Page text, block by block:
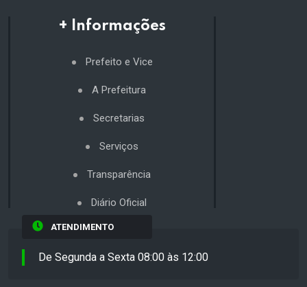
+ Informações
Prefeito e Vice
A Prefeitura
Secretarias
Serviços
Transparência
Diário Oficial
ATENDIMENTO
De Segunda a Sexta 08:00 às 12:00